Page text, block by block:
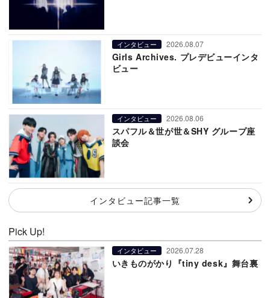
インタビュー 2026.08.07
Girls Archives. プレデビューインタ
ビュー
インタビュー 2026.08.06
スパフル＆世が世＆SHY グループ座
談会
インタビュー記事一覧
Pick Up!
インタビュー 2026.07.28
いきものがかり『tiny desk』舞台裏